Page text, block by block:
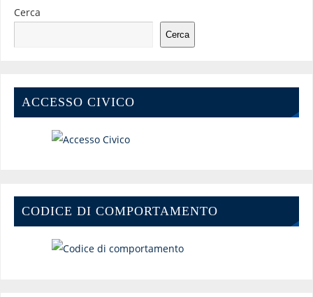
Cerca
Cerca
ACCESSO CIVICO
CODICE DI COMPORTAMENTO